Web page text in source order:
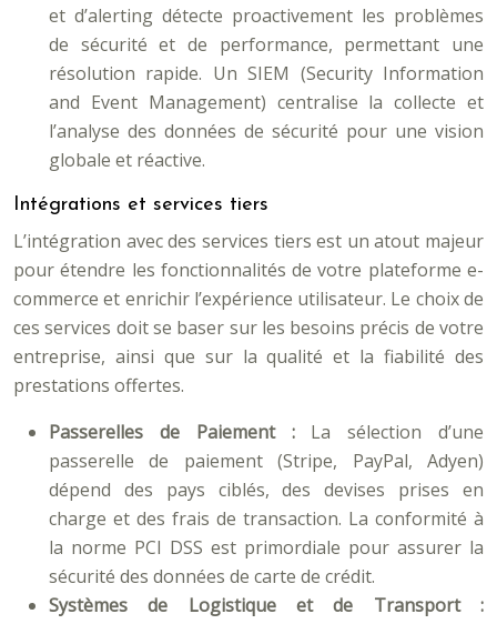
et d’alerting détecte proactivement les problèmes
de sécurité et de performance, permettant une
résolution rapide. Un SIEM (Security Information
and Event Management) centralise la collecte et
l’analyse des données de sécurité pour une vision
globale et réactive.
Intégrations et services tiers
L’intégration avec des services tiers est un atout majeur
pour étendre les fonctionnalités de votre plateforme e-
commerce et enrichir l’expérience utilisateur. Le choix de
ces services doit se baser sur les besoins précis de votre
entreprise, ainsi que sur la qualité et la fiabilité des
prestations offertes.
Passerelles de Paiement : La sélection d’une
passerelle de paiement (Stripe, PayPal, Adyen)
dépend des pays ciblés, des devises prises en
charge et des frais de transaction. La conformité à
la norme PCI DSS est primordiale pour assurer la
sécurité des données de carte de crédit.
Systèmes de Logistique et de Transport :